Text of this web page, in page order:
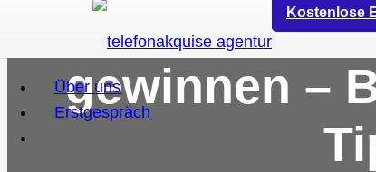
Kostenlose
Über uns
Erstgespräch
gewinnen –